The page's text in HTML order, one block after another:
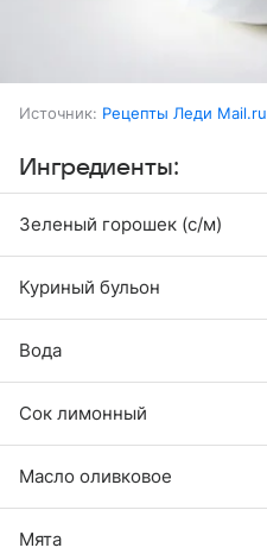
Источник: Рецепты Леди Mail.ru
Ингредиенты:
Зеленый горошек (с/м)
Куриный бульон
Вода
Сок лимонный
Масло оливковое
Мята